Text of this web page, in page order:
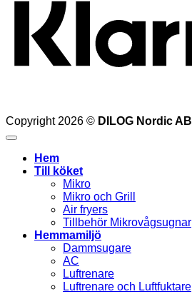
Copyright 2026 © DILOG Nordic AB
Hem
Till köket
Mikro
Mikro och Grill
Air fryers
Tillbehör Mikrovågsugnar
Hemmamiljö
Dammsugare
AC
Luftrenare
Luftrenare och Luftfuktare